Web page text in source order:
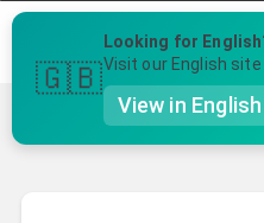
Llámanos al 91
Sintomas ›
🇬🇧
Looking for
Visit our English site
View in